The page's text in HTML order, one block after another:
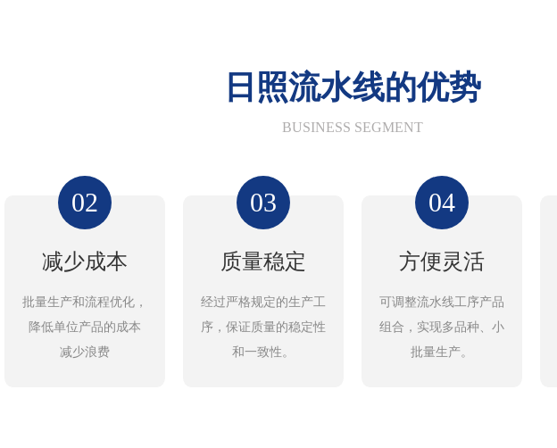
日照流水线的优势
BUSINESS SEGMENT
02
减少成本
批量生产和流程优化，
降低单位产品的成本
减少浪费
03
质量稳定
经过严格规定的生产工
序，保证质量的稳定性
和一致性。
04
方便灵活
可调整流水线工序产品
组合，实现多品种、小
批量生产。